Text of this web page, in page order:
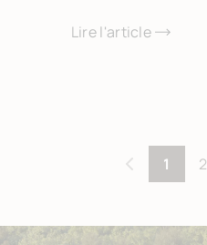
Lire l'article
Précédent
1 2